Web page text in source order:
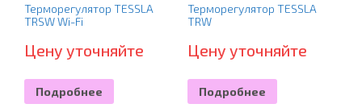
Терморегулятор TESSLA
TRSW Wi-Fi
Цену уточняйте
Подробнее
Терморегулятор TESSLA
TRW
Цену уточняйте
Подробнее